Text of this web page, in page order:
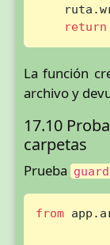
return
La función
archivo y
17.10
carpetas
Prueba
from